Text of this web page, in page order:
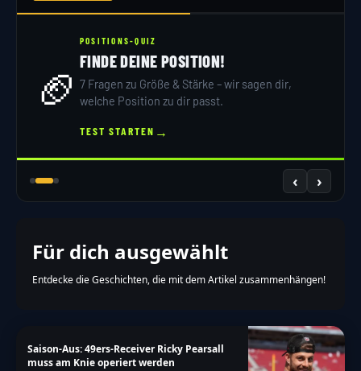
🏈
POSITIONS-QUIZ
FINDE DEINE POSITION!
7 Fragen zu Größe & Stärke – wir sagen dir,
welche Position zu dir passt.
TEST STARTEN →
‹ ›
Für dich ausgewählt
Entdecke die Geschichten, die mit dem Artikel zusammenhängen!
Saison-Aus: 49ers-Receiver Ricky Pearsall
muss am Knie operiert werden